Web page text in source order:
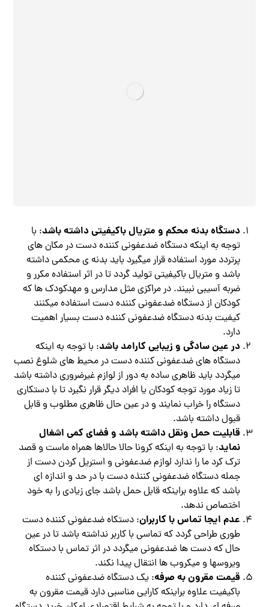
دستگاه بدنه محکم و متریال باکیفیتی داشته باشد: با
توجه به اینکه دستگاه ضدعفونی کننده دست در مکان های
پرتردد مورد استفاده قرار میگیرد باید بدنه ی محکمی داشته
باشد و متریال باکیفیتی تولید گردد تا در اثر استفاده مکرر و
ضربه آسیبی نبیند. در مراکزی مثل مدارس و مهدکودک ها که
کودکان از دستگاه ضدعفونی کننده دست استفاده میکنند
کیفیت بدنه دستگاه ضدعفونی کننده دست بسیار اهمیت
دارد.
در عین سادگی و زیبایی کارامد باشد: با توجه به اینکه
دستگاه های ضدعفونی کننده دست در محیط های شلوغ نصب
میگردد باید ظاهری ساده به دور از لوازم غیرضروری داشته باشد
تا زیاد مورد توجه کودکان یا افراد دیگر قرار نگیرد تا با دستکاری
دستگاه را خراب نمایند و در عین حال ظاهری مطلوب و قابل
قبول داشته باشد.
قابلیت حمل ونقل داشته باشد و فضای کمی اشغال
نماید: با توجه به اینکه کرونا حالا حالاها همراه ماست و قصد
ترک کرد ما را ندارد لوازم ضدعفونی و استریل کردن دست از
جمله دستگاه ضدعفونی کننذه دست با در حد و اندازه ای
باشد که علاوه براینکه قابل حمل باشد جای زیادی را به خود
اختصاص ندهد.
عدم ایجا تماس با کاربران: دستکاه ضدعفونی کننده دست
طوری طراحی گردد که تماسی با کاربر نداشته باشد تا در عین
حال که دست ها ضدعفونی میگردد در اثر تماس با دستکاه
ویروسها و میکروب ها انتقال پیدا نکند.
قیمت مقرون به صرفه: یک دستگاه ضدعفونی کننده
باکیفیت علاوه براینکه کارایی مناسبی دارد قیمت مقرون به